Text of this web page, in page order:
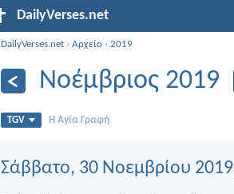
DailyVerses.net
DailyVerses.net ›Αρχείο ›2019
Νοέμβριος 2019
TGV Η Αγία Γραφή
Σάββατο, 30 Νοεμβρίου 2019